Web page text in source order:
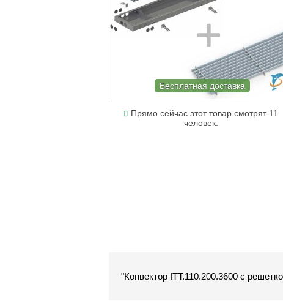
Бесплатная доставка
Прямо сейчас этот товар смотрят 11
человек.
"Конвектор ITT.110.200.3600 с